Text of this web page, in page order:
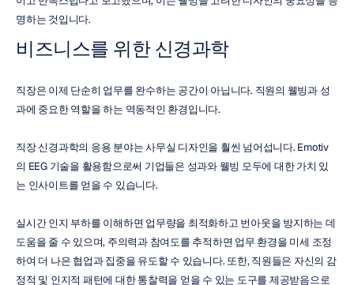
명하는 것입니다.
비즈니스를 위한 신경과학
직장은 이제 단순히 업무를 완수하는 공간이 아닙니다. 직원의 웰빙과 성
과에 중요한 역할을 하는 역동적인 환경입니다.
직장 신경과학의 응용 분야는 사무실 디자인을 훨씬 넘어섭니다. Emotiv
의 EEG 기술을 활용함으로써 기업들은 성과와 웰빙 모두에 대한 가치 있
는 인사이트를 얻을 수 있습니다.
실시간 인지 부하를 이해하면 업무량을 최적화하고 번아웃을 방지하는 데
도움을 줄 수 있으며, 주의력과 참여도를 추적하면 업무 환경을 미세 조정
하여 더 나은 협업과 집중을 유도할 수 있습니다. 또한, 직원들은 자신의 감
정적 및 인지적 패턴에 대한 통찰력을 얻을 수 있는 도구를 제공받음으로